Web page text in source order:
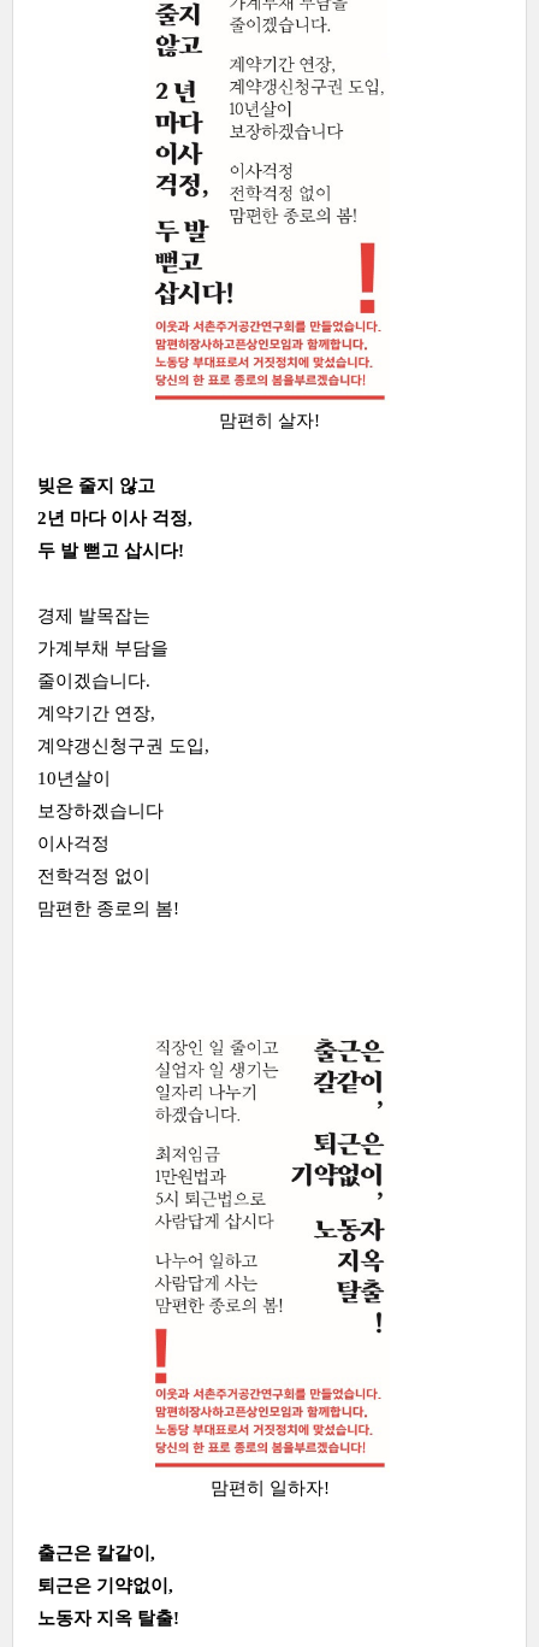
맘편히 살자!
빚은 줄지 않고
2년 마다 이사 걱정,
두 발 뻗고 삽시다!
경제 발목잡는
가계부채 부담을
줄이겠습니다.
계약기간 연장,
계약갱신청구권 도입,
10년살이
보장하겠습니다
이사걱정
전학걱정 없이
맘편한 종로의 봄!
맘편히 일하자!
출근은 칼같이,
퇴근은 기약없이,
노동자 지옥 탈출!